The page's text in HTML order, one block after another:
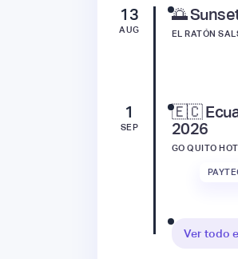
13
AUG
🌅
EL RATÓN
1
SEP
🇪🇨
2026
GO QUITO
Ver todo